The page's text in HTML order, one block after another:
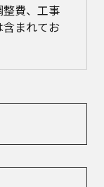
費、工事
まれてお